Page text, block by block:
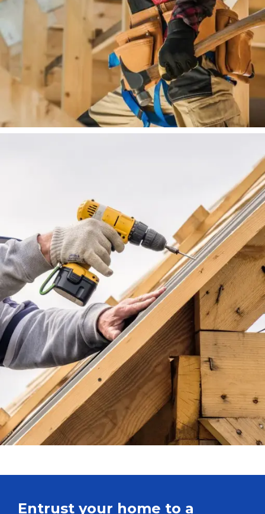
Entrust your home to a